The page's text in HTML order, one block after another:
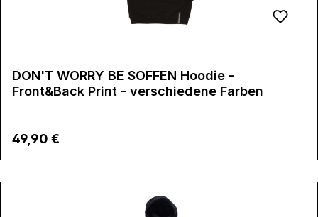
DON'T WORRY BE SOFFEN Hoodie -
Front&Back Print - verschiedene Farben
Regulärer Preis:
49,90 €